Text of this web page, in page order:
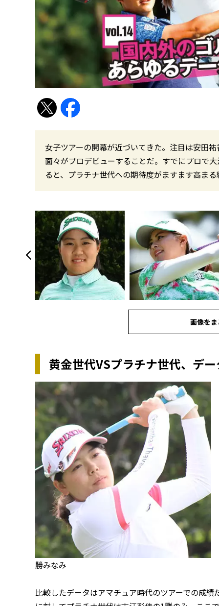
女子ツアーの開幕が近づいてきた。注目は安田
面々がプロデビューすることだ。すでにプロで
ると、プラチナ世代への期待度がますます高ま
画像を
黄金世代VSプラチナ世代、デ
勝みなみ
比較したデータはアマチュア時代のツアーでの成